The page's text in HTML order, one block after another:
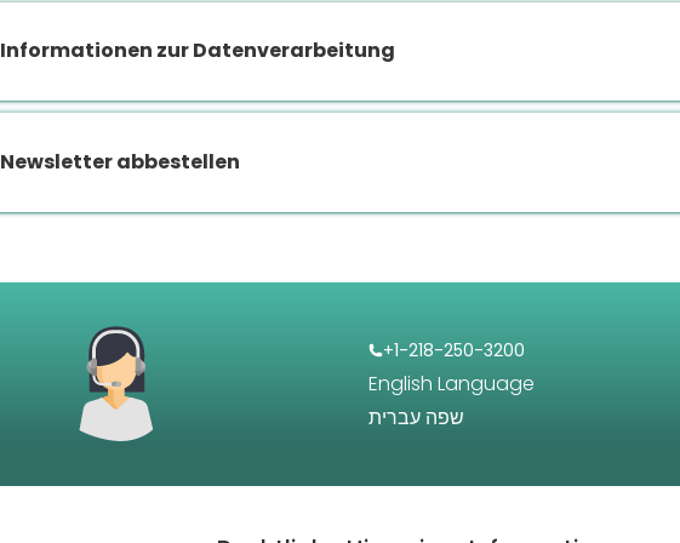
Informationen zur Datenverarbeitung
Newsletter abbestellen
+1-218-250-3200
English Language
שפה עברית